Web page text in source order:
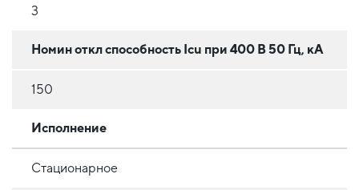
3
Номин откл способность Icu при 400 В 50 Гц, кА
150
Исполнение
Стационарное